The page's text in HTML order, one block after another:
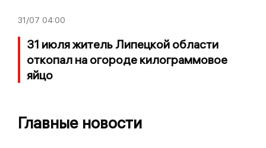
31/07 04:00
31 июля житель Липецкой области
откопал на огороде килограммовое
яйцо
Главные новости